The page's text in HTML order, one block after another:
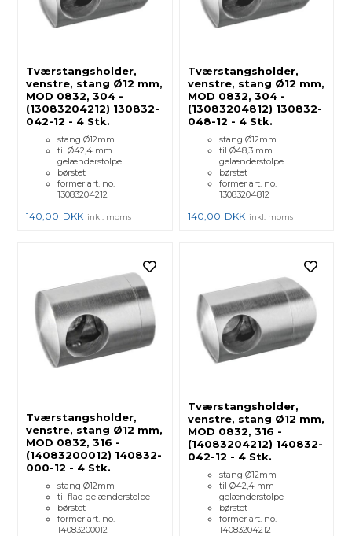
Tværstangsholder,
venstre, stang Ø12 mm,
MOD 0832, 304 -
(13083204212) 130832-
042-12 - 4 Stk.
stang Ø12mm
til Ø42,4 mm
gelænderstolpe
børstet
former art. no.
13083204212
140,00 DKK inkl. moms
Tværstangsholder,
venstre, stang Ø12 mm,
MOD 0832, 304 -
(13083204812) 130832-
048-12 - 4 Stk.
stang Ø12mm
til Ø48,3 mm
gelænderstolpe
børstet
former art. no.
13083204812
140,00 DKK inkl. moms
Tværstangsholder,
venstre, stang Ø12 mm,
MOD 0832, 316 -
(14083200012) 140832-
000-12 - 4 Stk.
stang Ø12mm
til flad gelænderstolpe
børstet
former art. no.
14083200012
Tværstangsholder,
venstre, stang Ø12 mm,
MOD 0832, 316 -
(14083204212) 140832-
042-12 - 4 Stk.
stang Ø12mm
til Ø42,4 mm
gelænderstolpe
børstet
former art. no.
14083204212